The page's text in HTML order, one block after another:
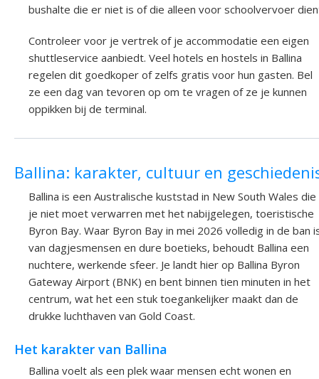
bushalte die er niet is of die alleen voor schoolvervoer
Controleer voor je vertrek of je accommodatie een eigen
shuttleservice aanbiedt. Veel hotels en hostels in Ballina
regelen dit goedkoper of zelfs gratis voor hun gasten. Bel
ze een dag van tevoren op om te vragen of ze je kunnen
oppikken bij de terminal.
Ballina: karakter, cultuur en
Ballina is een Australische kuststad in New South Wales die
je niet moet verwarren met het nabijgelegen, toeristische
Byron Bay. Waar Byron Bay in mei 2026 volledig in de ban
van dagjesmensen en dure boetieks, behoudt Ballina een
nuchtere, werkende sfeer. Je landt hier op Ballina Byron
Gateway Airport (BNK) en bent binnen tien minuten in het
centrum, wat het een stuk toegankelijker maakt dan de
drukke luchthaven van Gold Coast.
Het karakter van Ballina
Ballina voelt als een plek waar mensen echt wonen en